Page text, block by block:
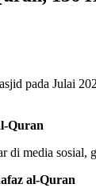
pada Julai
Quran
di media sosial,
al-Quran